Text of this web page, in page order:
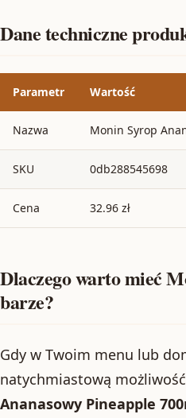
Dane techniczne
Parametr Wartość
Nazwa Monin Syrop
SKU 0db288545698
Cena 32.96 zł
Dlaczego warto mieć
barze?
Gdy w Twoim menu lub
natychmiastową
Ananasowy Pineapple